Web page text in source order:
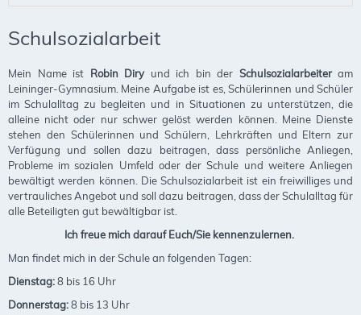
Schulsozialarbeit
Mein Name ist Robin Diryund ich bin der Schulsozialarbeiteram
Leininger-Gymnasium. Meine Aufgabe ist es, Schülerinnen und Schüler
im Schulalltag zu begleiten und in Situationen zu unterstützen, die
alleine nicht oder nur schwer gelöst werden können. Meine Dienste
stehen den Schülerinnen und Schülern, Lehrkräften und Eltern zur
Verfügung und sollen dazu beitragen, dass persönliche Anliegen,
Probleme im sozialen Umfeld oder der Schule und weitere Anliegen
bewältigt werden können. Die Schulsozialarbeit ist ein freiwilliges und
vertrauliches Angebot und soll dazu beitragen, dass der Schulalltag für
alle Beteiligten gut bewältigbar ist.
Ich freue mich darauf Euch/Sie kennenzulernen.
Man findet mich in der Schule an folgenden Tagen:
Dienstag:8 bis 16 Uhr
Donnerstag:8 bis 13 Uhr